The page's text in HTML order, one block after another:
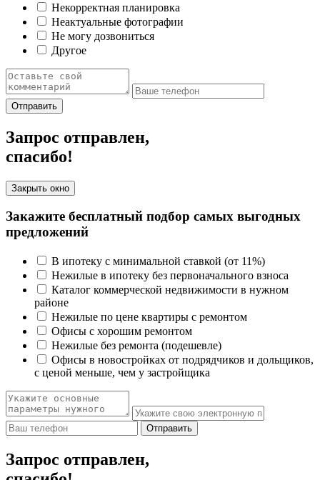
Некорректная планировка
Неактуальные фотографии
Не могу дозвониться
Другое
Отправить
Запрос отправлен,
спасибо!
Закрыть окно
Закажите бесплатный подбор самых выгодных
предложений
В ипотеку с минимальной ставкой (от 11%)
Нежилые в ипотеку без первоначального взноса
Каталог коммерческой недвижимости в нужном
районе
Нежилые по цене квартиры с ремонтом
Офисы с хорошим ремонтом
Нежилые без ремонта (подешевле)
Офисы в новостройках от подрядчиков и дольщиков,
с ценой меньше, чем у застройщика
Отправить
Запрос отправлен,